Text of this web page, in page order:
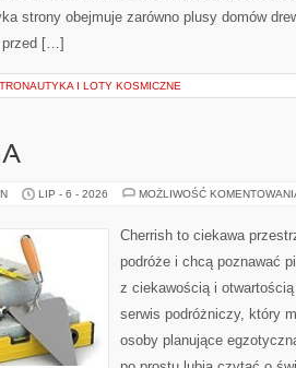
strony obejmuje zarówno plusy domów
przed […]
I LOTY KOSMICZNE
LIP - 6 - 2026 MOŻLIWOŚĆ
Cherrish to ciekawa
podróże i chcą poznawać
z ciekawością i
serwis podróżniczy, który
osoby planujące